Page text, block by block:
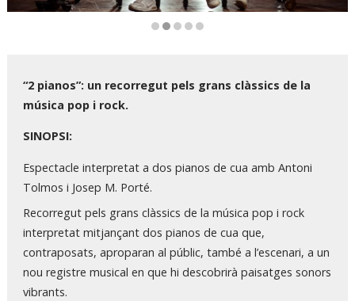
“2 pianos”: un recorregut pels grans clàssics de la
música pop i rock.
SINOPSI:
Espectacle interpretat a dos pianos de cua amb Antoni
Tolmos i Josep M. Porté.
Recorregut pels grans clàssics de la música pop i rock
interpretat mitjançant dos pianos de cua que,
contraposats, aproparan al públic, també a l’escenari, a un
nou registre musical en que hi descobrirà paisatges sonors
vibrants.